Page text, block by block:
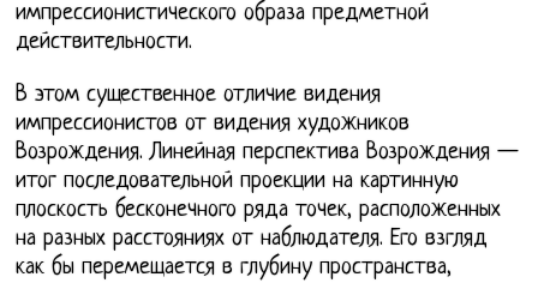
импрессионистического образа предметной
действительности.
В этом существенное отличие видения
импрессионистов от видения художников
Возрождения. Линейная перспектива Возрождения —
итог последовательной проекции на картинную
плоскость бесконечного ряда точек, расположенных
на разных расстояниях от наблюдателя. Его взгляд
как бы перемещается в глубину пространства,